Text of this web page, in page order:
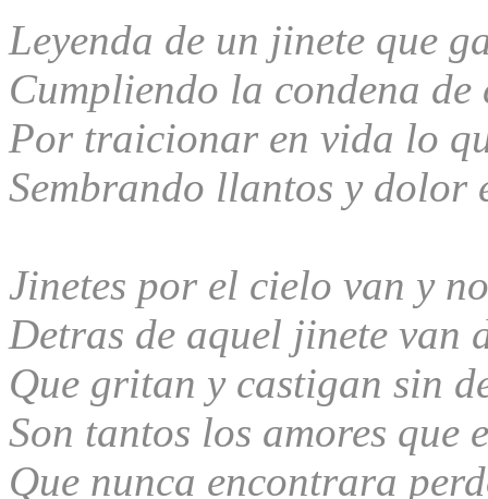
Leyenda de un jinete que
Cumpliendo la condena
Por traicionar en vida lo
Sembrando llantos y dolor
Jinetes por el cielo van y
Detras de aquel jinete van
Que gritan y castigan sin
Son tantos los amores que
Que nunca encontrara